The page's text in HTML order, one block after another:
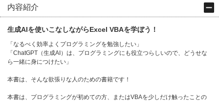
内容紹介
生成AIを使いこなしながらExcel VBAを学ぼう！
「なるべく効率よくプログラミングを勉強したい」
「ChatGPT（生成AI）は、プログラミングにも役立つらしいので、どうせな
ら一緒に身につけたい」
本書は、そんな欲張りな人のための書籍です！
本書は、プログラミングが初めての方、またはVBAを少しだけ触ったことの